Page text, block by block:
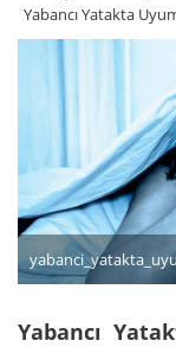
Yabancı Yatakta
Yabancı